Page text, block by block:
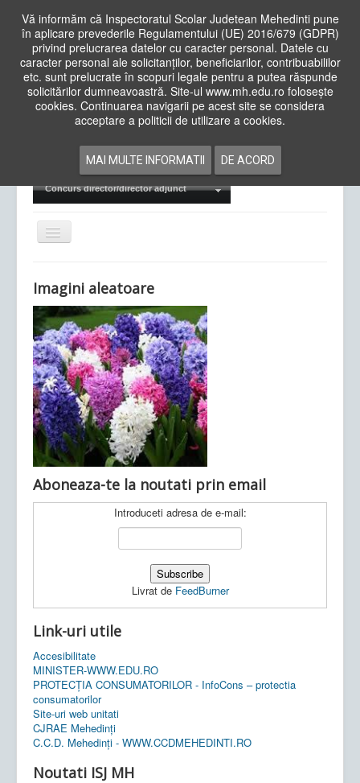
Vă informăm că Inspectoratul Scolar Judetean Mehedinti pune
în aplicare prevederile Regulamentului (UE) 2016/679 (GDPR)
privind prelucrarea datelor cu caracter personal. Datele cu
caracter personal ale solicitanților, beneficiarilor, contribuabililor
etc. sunt prelucrate în scopuri legale pentru a putea răspunde
solicitărilor dumneavoastră. Site-ul www.mh.edu.ro folosește
cookies. Continuarea navigarii pe acest site se considera
acceptare a politicii de utilizare a cookies.
MAI MULTE INFORMATII DE ACORD
Cauta
in
siteAcasa Cadre Didactice
Examene Naționale
Concurs director/director adjunct
Comută
navigarea
Ultimele articole: Vi, 04.11.2022 -
Județean Mehedinți
Imagini aleatoare
Aboneaza-te la noutati prin email
Introduceti adresa de e-mail:
Livrat de FeedBurner
Link-uri utile
Accesibilitate
MINISTER-WWW.EDU.RO
PROTECȚIA CONSUMATORILOR - InfoCons – protectia
consumatorilor
Site-uri web unitati
CJRAE Mehedinți
C.C.D. Mehedinţi - WWW.CCDMEHEDINTI.RO
Noutati ISJ MH